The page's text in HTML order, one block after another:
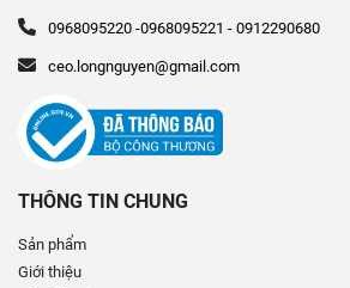
0968095220 -0968095221 - 0912290680
ceo.longnguyen@gmail.com
THÔNG TIN CHUNG
Sản phẩm
Giới thiệu